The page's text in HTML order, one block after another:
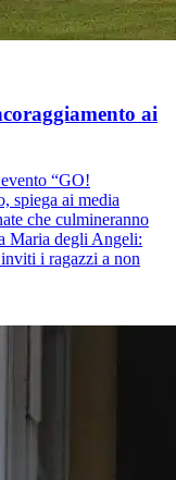
ai
“GO!
spiega ai media
che culmineranno
Maria degli Angeli:
i ragazzi a non